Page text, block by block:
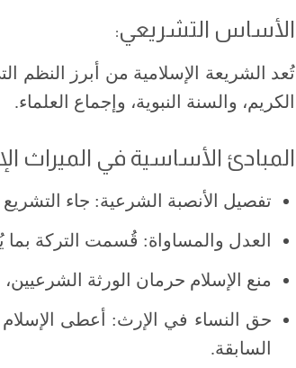
الأساس التشريعي:
تُعد الشريعة الإسلامية من أبرز
الكريم، والسنة النبوية، وإجماع العلماء.
المبادئ الأساسية في الميراث
تفصيل الأنصبة الشرعية: جاء
العدل والمساواة: قُسمت التركة بما
منع الإسلام حرمان الورثة
حق النساء في الإرث: أعطى
السابقة.